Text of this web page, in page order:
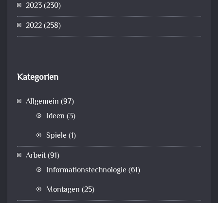
2023(230)
2022(258)
Kategorien
Allgemein (97)
Ideen (3)
Spiele (1)
Arbeit(91)
Informationstechnologie (61)
Montagen (25)